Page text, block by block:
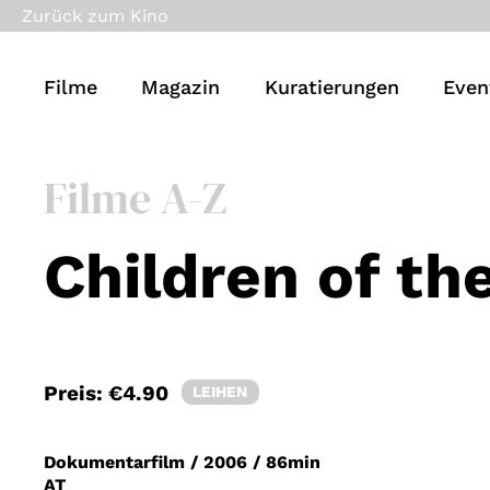
Zurück zum Kino
Filme Magazin Kuratierungen
Filme A-Z
Children of
Preis: €4.90 LEIHEN
Dokumentarfilm / 2006 / 86min
AT